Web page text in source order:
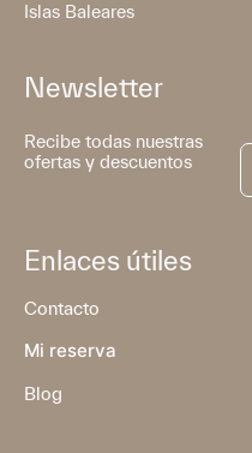
Islas Baleares
Newsletter
Recibe todas nuestras
ofertas y descuentos
Enlaces útiles
Contacto
Mi reserva
Blog